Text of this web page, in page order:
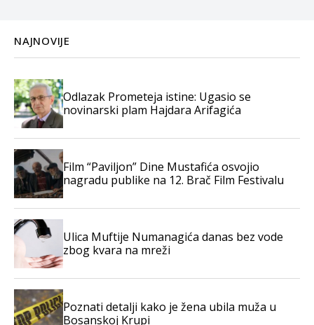
NAJNOVIJE
Odlazak Prometeja istine: Ugasio se
novinarski plam Hajdara Arifagića
Film “Paviljon” Dine Mustafića osvojio
nagradu publike na 12. Brač Film Festivalu
Ulica Muftije Numanagića danas bez vode
zbog kvara na mreži
Poznati detalji kako je žena ubila muža u
Bosanskoj Krupi